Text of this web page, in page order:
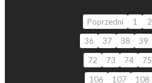
Poprzedni 1 2
36
37 38 39
72
73 74 75
106
107 108